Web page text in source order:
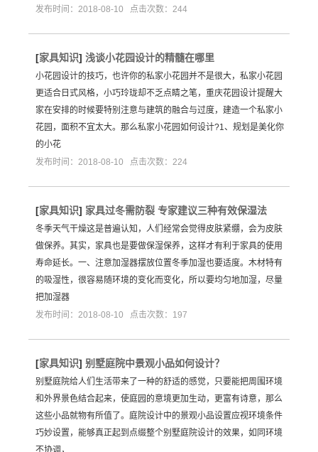
发布时间：2018-08-10 点击次数：244
[家具知识] 浅谈小花园设计的精髓在哪里
小花园设计的技巧，也许你的私家小花园并不是很大，私家小花园
更适合日式风格，小巧玲珑却不乏点睛之笔，重庆花园设计提醒大
家在安排的时候要特别注意与建筑的融合与过度，建造一个私家小
花园，面积不宜太大。那么私家小花园如何设计?1、规划是美化你
的小花
发布时间：2018-08-10 点击次数：224
[家具知识] 家具过冬需防裂 专家建议三种有效保湿法
冬季天气干燥这是普遍认知，人们经常会觉得皮肤紧绷，会为皮肤
做保养。其实，家具也是要做保湿保养，这样才有利于家具的使用
寿命延长。一、注意加湿器摆放位置冬季加湿也要适度。木材特有
的吸湿性，很容易随环境的变化而变化，所以要均匀地加湿，尽量
把加湿器
发布时间：2018-08-10 点击次数：197
[家具知识] 别墅庭院中景观小品如何设计？
别墅庭院给人们生活带来了一种的舒适的感觉，只要能把周围环境
和外界景色结合起来，使庭园的意境更加生动，更富有诗意，那么
这些小品就物有所值了。庭院设计中的景观小品设置应视环境条件
巧妙设置，能够真正起到点缀整个别墅庭院设计的效果，如同环境
不协调，